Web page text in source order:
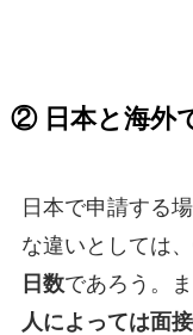
② 日本と海外
日本で申請する
な違いとしては、
日数であろう。
人によっては面